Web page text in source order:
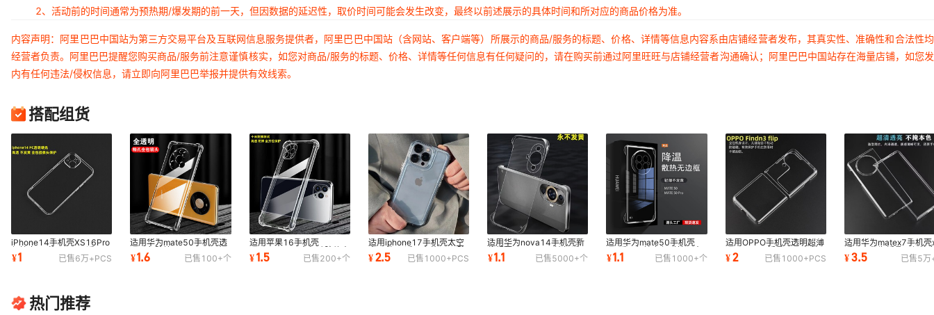
2、活动前的时间通常为预热期/爆发期的前一天，但因数据的延迟性，取价时间可能会发生改变，最终以前述展示的具体时间和所对应的商品价格为准。
内容声明：阿里巴巴中国站为第三方交易平台及互联网信息服务提供者，阿里巴巴中国站（含网站、客户端等）所展示的商品/服务的标题、价格、详情等信息内容系由店铺经营者发布，其真实性、准确性和合法性
经营者负责。阿里巴巴提醒您购买商品/服务前注意谨慎核实，如您对商品/服务的标题、价格、详情等任何信息有任何疑问的，请在购买前通过阿里旺旺与店铺经营者沟通确认；阿里巴巴中国站存在海量店铺，如您
内有任何违法/侵权信息，请立即向阿里巴巴举报并提供有效线索。
搭配组货
iPhone14手机壳XS16Pro
保护套XR苹果7812透明
15Promax防摔防刮
¥1 已售6万+PCS
适用华为mate50手机壳透
明四角防摔mate60pro硅
胶保护套软壳工厂
¥1.6 已售 100+个
适用苹果16手机壳
iphone14pro全包硅胶软壳
透明15Pro气囊防摔网红
¥1.5 已售200+个
适用iphone17手机壳太空
壳二代13透明壳苹果15防
摔全包16保护套网
¥2.5 已售 1000+PCS
适用华为nova14手机壳新
款超薄NOVA12无边框透明
硬壳散热散热升级
¥1.1 已售5000+个
适用华为mate50手机壳
pro透明保护套保时捷硬壳
防摔强防刮防指纹
¥1.1 已售 1000+个
适用OPPO手机壳透明超薄
oppon3flip折叠屏n3保护
壳硬壳不发黄散热
¥2 已售 1000+PCS
适用华为matex7手机
透明壳华为折叠屏保护
薄全包MATEX5硬
¥3.5 已售5万
热门推荐